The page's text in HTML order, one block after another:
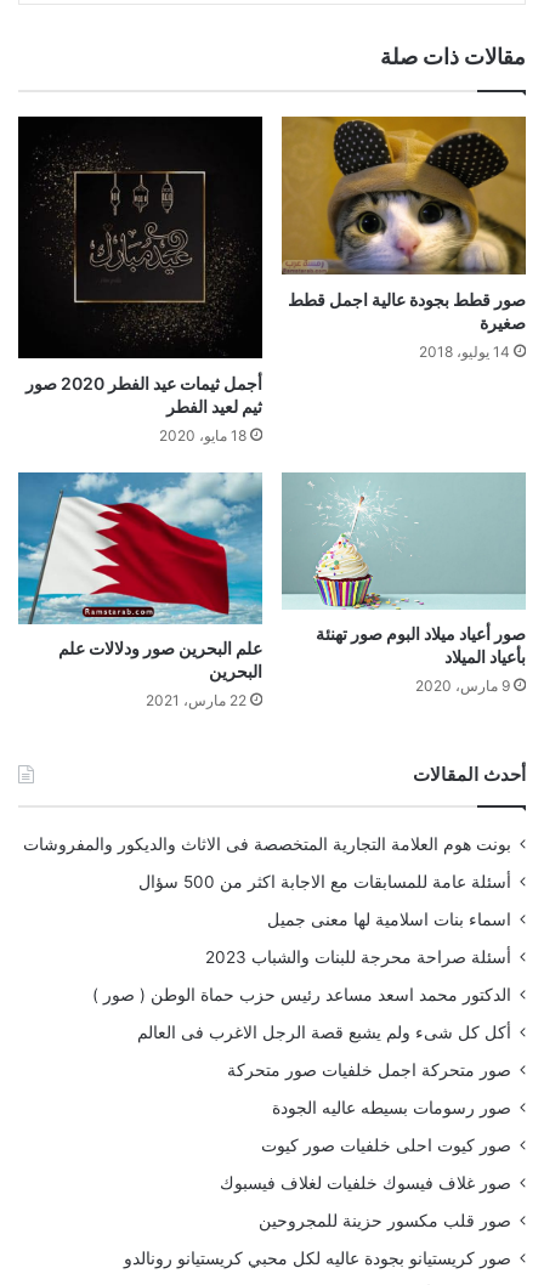
مقالات ذات صلة
صور قطط بجودة عالية اجمل قطط
صغيرة
14 يوليو، 2018
أجمل ثيمات عيد الفطر 2020 صور
ثيم لعيد الفطر
18 مايو، 2020
صور أعياد ميلاد البوم صور تهنئة
بأعياد الميلاد
9 مارس، 2020
علم البحرين صور ودلالات علم
البحرين
22 مارس، 2021
أحدث المقالات
بونت هوم العلامة التجارية المتخصصة فى الاثاث والديكور والمفروشات
أسئلة عامة للمسابقات مع الاجابة اكثر من 500 سؤال
اسماء بنات اسلامية لها معنى جميل
أسئلة صراحة محرجة للبنات والشباب 2023
الدكتور محمد اسعد مساعد رئيس حزب حماة الوطن ( صور )
أكل كل شىء ولم يشبع قصة الرجل الاغرب فى العالم
صور متحركة اجمل خلفيات صور متحركة
صور رسومات بسيطه عاليه الجودة
صور كيوت احلى خلفيات صور كيوت
صور غلاف فيسوك خلفيات لغلاف فيسبوك
صور قلب مكسور حزينة للمجروحين
صور كريستيانو بجودة عاليه لكل محبي كريستيانو رونالدو